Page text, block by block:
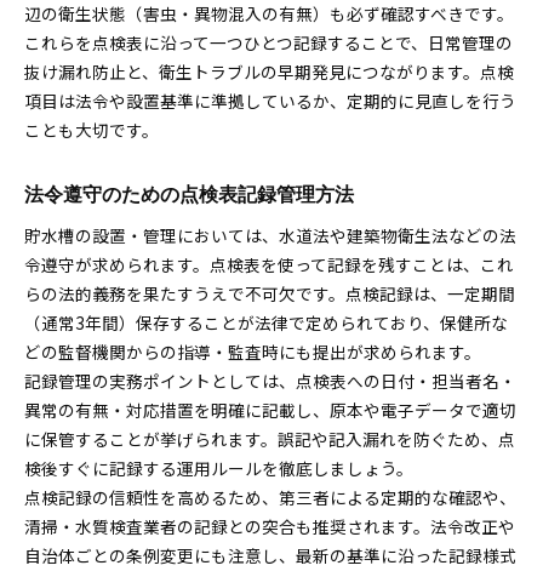
辺の衛生状態（害虫・異物混入の有無）も必ず確認すべきです。
これらを点検表に沿って一つひとつ記録することで、日常管理の
抜け漏れ防止と、衛生トラブルの早期発見につながります。点検
項目は法令や設置基準に準拠しているか、定期的に見直しを行う
ことも大切です。
法令遵守のための点検表記録管理方法
貯水槽の設置・管理においては、水道法や建築物衛生法などの法
令遵守が求められます。点検表を使って記録を残すことは、これ
らの法的義務を果たすうえで不可欠です。点検記録は、一定期間
（通常3年間）保存することが法律で定められており、保健所な
どの監督機関からの指導・監査時にも提出が求められます。
記録管理の実務ポイントとしては、点検表への日付・担当者名・
異常の有無・対応措置を明確に記載し、原本や電子データで適切
に保管することが挙げられます。誤記や記入漏れを防ぐため、点
検後すぐに記録する運用ルールを徹底しましょう。
点検記録の信頼性を高めるため、第三者による定期的な確認や、
清掃・水質検査業者の記録との突合も推奨されます。法令改正や
自治体ごとの条例変更にも注意し、最新の基準に沿った記録様式